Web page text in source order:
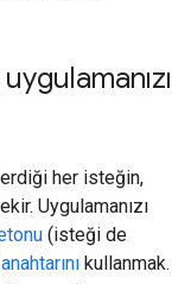
her isteğin,
Uygulamanızı
(isteği de
kullanmak.